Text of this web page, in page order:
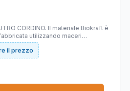
CORDINO. Il materiale Biokraft è
utilizzando maceri
idonei a garantire costanza di
è completamente riciclabile e
14x9x38cm. Colore: nero. Carta
il prezzo